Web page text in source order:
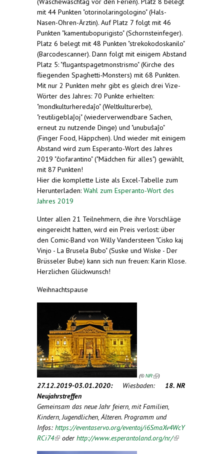
mit 44 Punkten "otorinolaringologino" (Hals-
Nasen-Ohren-Ärztin). Auf Platz 7 folgt mit 46
Punkten "kamentubopurigisto" (Schornsteinfeger).
Platz 6 belegt mit 48 Punkten "strekokodoskanilo"
(Barcodescanner). Dann folgt mit einigem Abstand
Platz 5: "flugantspagetmonstrismo" (Kirche des
fliegenden Spaghetti-Monsters) mit 68 Punkten.
Mit nur 2 Punkten mehr gibt es gleich drei Vize-
Wörter des Jahres: 70 Punkte erhielten:
"mondkulturheredaĵo" (Weltkulturerbe),
"reutiligeblaĵoj" (wiederverwendbare Sachen,
erneut zu nutzende Dinge) und "unubuŝaĵo"
(Finger Food, Häppchen). Und wieder mit einigem
Abstand wird zum Esperanto-Wort des Jahres
2019 "ĉiofarantino" ("Mädchen für alles") gewählt,
mit 87 Punkten!
Hier die komplette Liste als Excel-Tabelle zum
Herunterladen: Wahl zum Esperanto-Wort des
Jahres 2019
Unter allen 21 Teilnehmern, die ihre Vorschläge
eingereicht hatten, wird ein Preis verlost: über
den Comic-Band von Willy Vandersteen "Cisko kaj
Vinjo - La Brusela Bubo" (Suske und Wiske - Der
Brüsseler Bube) kann sich nun freuen: Karin Klose.
Herzlichen Glückwunsch!
Weihnachtspause
(©NR )
27.12.2019-03.01.2020:Wiesbaden: 18. NR
Neujahrstreffen
Gemeinsam das neue Jahr feiern, mit Familien,
Kindern, Jugendlichen, Älteren. Programm und
Infos: https://eventaservo.org/eventoj/i6SmaXv4WcY
RCi74(link is external)
oderhttp://www.esperantoland.org/nr/(link is